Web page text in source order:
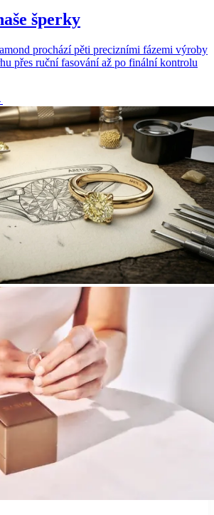
šperky
prochází pěti precizními fázemi výroby
přes ruční fasování až po finální kontrolu